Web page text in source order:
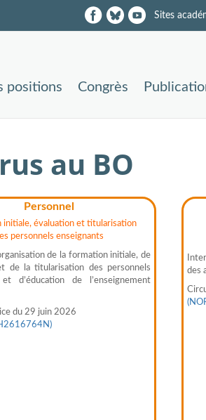
Sites
positions Congrès
au BO
Personnel
initiale, évaluation et titularisation
personnels enseignants
de la formation initiale, de
de la titularisation des person­nels
d’éducation de l’enseigne­ment
du 29 juin 2026
des